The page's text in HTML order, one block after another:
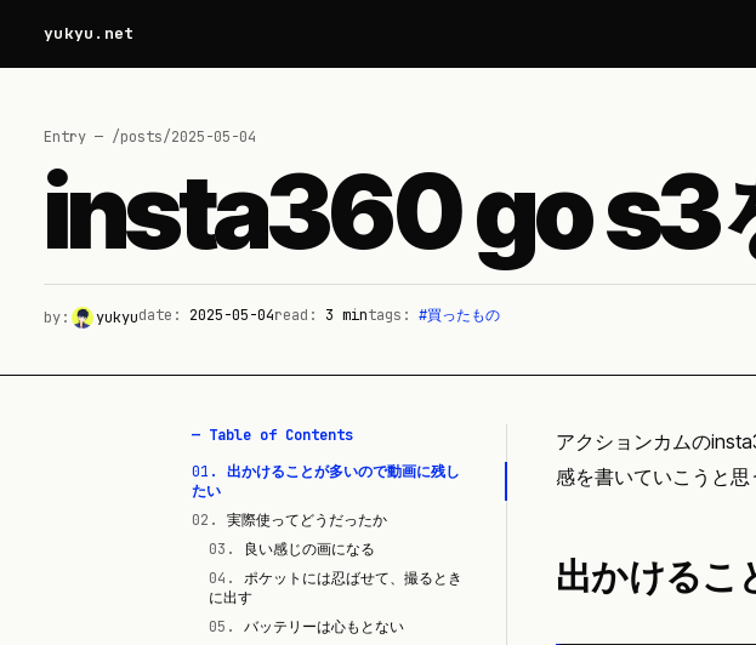
yukyu.net
Entry — /posts/2025-05-04
insta360 go s3
by: yukyudate: 2025-05-04read: 3 mintags: #買ったもの
— Table of Contents
01 .
出かけることが多いので動画に残し
たい
02 .
実際使ってどうだったか
03 .
良い感じの画になる
04 .
ポケットには忍ばせて、撮るとき
に出す
05 .
バッテリーは心もとない
アクションカムの
感を書いていこうと思
出かけるこ